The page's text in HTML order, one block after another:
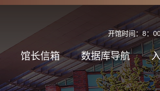
开馆时间：8：
馆长信箱 数据库导航